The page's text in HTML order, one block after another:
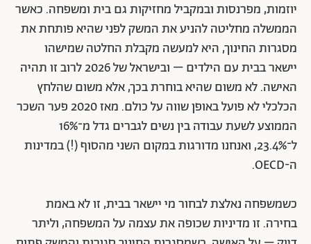
יוזמות, מפרנסות ובמקביל מחזיקות גם בית ומשפחה. כאשר
הממשלה מחליטה להניע את המשק לפני שהיא פותחת את
מסגרות החינוך, היא למעשה מקבלת החלטה שמישהו
יישאר בבית עם הילדים – ובישראל של 2026 לרוב זו תהיה
האישה. לא משום שהיא בוחרת בכך, אלא משום שהלחץ
הכלכלי לא פועל באופן שווה על כולם. מאז 2020 פער השכר
הממוצע לשעת עבודה בין נשים לגברים גדל מ־16%
ל־23.4%, ואנחנו מדורגות במקום השני מהסוף (!) במדינות
ה-OECD.
כשמשפחה נאלצת לבחור מי יישאר בבית, זו לא באמת
בחירה. זו מדיניות שכופה את עצמה על המשפחה, וליתר